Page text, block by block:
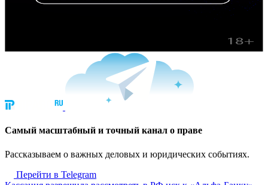
Cамый масштабный и точный канал о праве
Рассказываем о важных деловых и юридических событиях.
Перейти в Telegram